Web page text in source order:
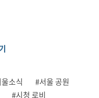
소식
#서울 공원
#시청 로비